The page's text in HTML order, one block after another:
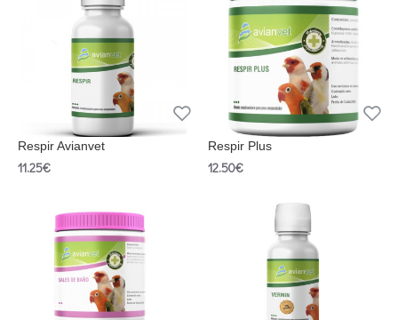
Respir Avianvet
11.25€
Respir Plus
12.50€